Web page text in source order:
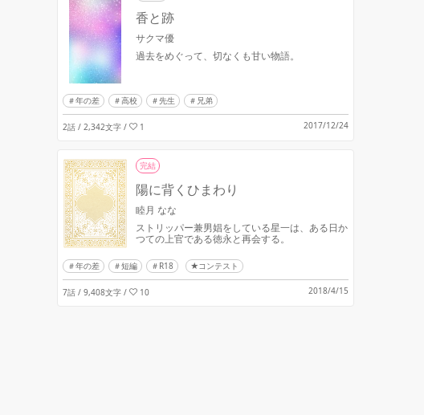
香と跡
サクマ優
過去をめぐって、切なくも甘い物語。
年の差 高校 先生 兄弟
2話 / 2,342文字 / 1 2017/12/24
完結
陽に背くひまわり
睦月 なな
ストリッパー兼男娼をしている星一は、ある日か
つての上官である徳永と再会する。
年の差 短編 R18 ★コンテスト
7話 / 9,408文字 / 10 2018/4/15